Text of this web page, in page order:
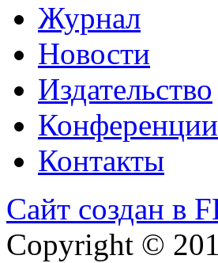
Журнал
Новости
Издательство
Конференции
Контакты
Сайт создан в
Copyright ©